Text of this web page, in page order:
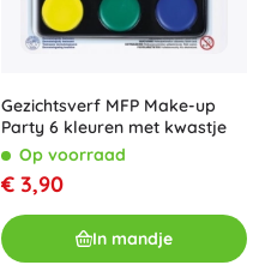
Gezichtsverf MFP Make-up
Party 6 kleuren met kwastje
Op voorraad
€ 3,90
In mandje